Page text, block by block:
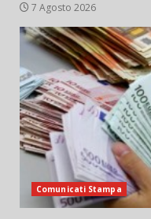
7 Agosto 2026
Comunicati Stampa